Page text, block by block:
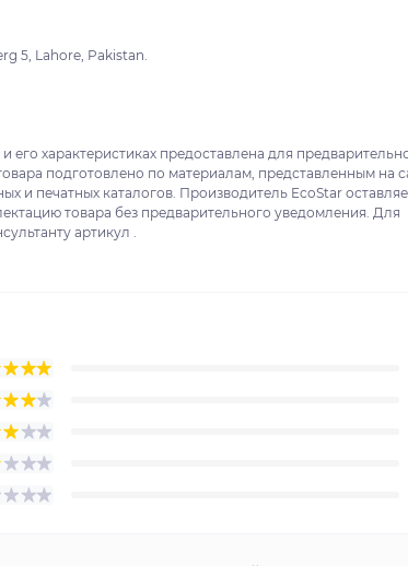
5, Lahore, Pakistan.
его характеристиках предоставлена для
подготовлено по материалам, представленным на
и печатных каталогов. Производитель EcoStar
товара без предварительного уведомления. Для
артикул .